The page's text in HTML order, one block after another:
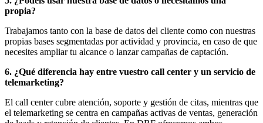
propia?
Trabajamos tanto con la base de datos del cliente como con nuestras
propias bases segmentadas por actividad y provincia, en caso de que
necesites ampliar tu alcance o lanzar campañas de captación.
6. ¿Qué diferencia hay entre vuestro call center y un servicio de
telemarketing?
El call center cubre atención, soporte y gestión de citas, mientras que
el telemarketing se centra en campañas activas de ventas, generación